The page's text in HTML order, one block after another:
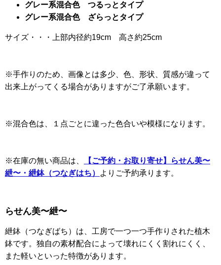
グレー系混合色 つるっとタイプ
グレー系混合色 ざらっとタイプ
サイズ・・・上部内径約19cm 高さ約25cm
※手作りのため、画像とは多少、色、形状、質感が違って
出来上がってくる場合がありますがご了承願います。
※混合色は、１点ごとに違った色合いや模様になります。
※在庫の無い商品は、
【ご予約・お取り寄せ】らせん美〜
紲〜・紲鉢（つなぎはち）
よりご予約承ります。
らせん美〜紲〜
紲鉢（つなぎばち）は、工房で一つ一つ手作りされた植木
鉢です。独自の素材配合によって壊れにくく割れにくく、
また軽いといった特徴があります。